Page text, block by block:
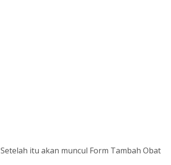
Setelah itu akan muncul Form Tambah Obat